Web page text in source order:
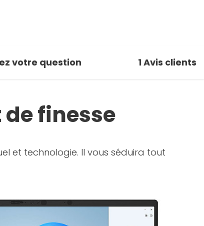
votre question 1Avis clients
finesse
et technologie. Il vous séduira tout